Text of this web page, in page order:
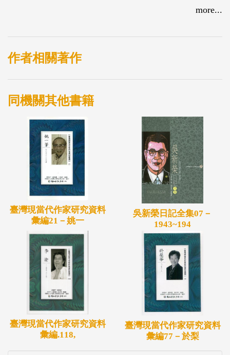
more...
作者相關著作
同機關其他書籍
臺灣現當代作家研究資料
彙編21－姚一
吳新榮日記全集07－
1943~194
臺灣現當代作家研究資料
彙編.118,
臺灣現當代作家研究資料
彙編77－於梨